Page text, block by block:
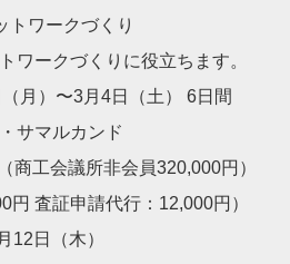
トワークづくり
ワークづくりに役立ちます。
月）〜3月4日（土） 6日間
サマルカンド
商工会議所非会員320,000円）
円 査証申請代行：12,000円）
12日（木）